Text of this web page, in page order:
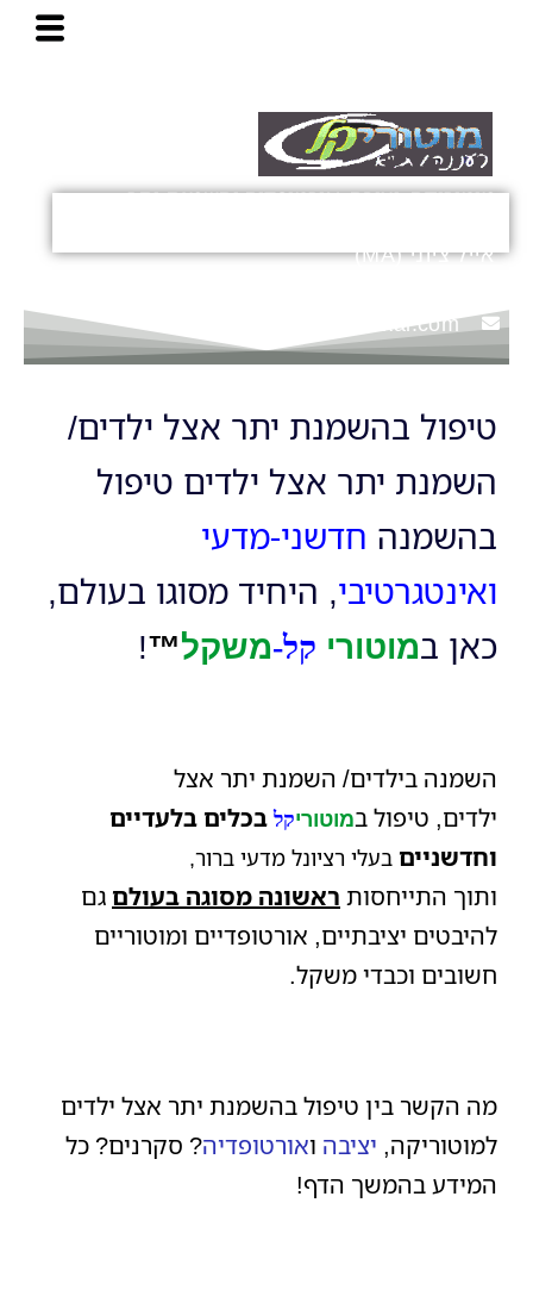
מוטוריקה, יציבה, אורטופדיה והשמנת-יתר
אייל ציוני (MA)
info@motori-kal.com
טיפול בהשמנת יתר אצל ילדים/
השמנת יתר אצל ילדים טיפול
בהשמנה חדשני-מדעי
ואינטגרטיבי, היחיד מסוגו בעולם,
כאן במוטורי קל-משקל™
!
השמנה בילדים/ השמנת יתר אצל
ילדים, טיפולבמוטוריקל בכלים בלעדיים
וחדשניים בעלי רציונל מדעי ברור,
ותוך התייחסות ראשונה מסוגה בעולם גם
להיבטים יציבתיים, אורטופדיים ומוטוריים
חשובים וכבדי משקל.
מה הקשר בין טיפול בהשמנת יתר אצל ילדים
למוטוריקה, יציבה ואורטופדיה? סקרנים? כל
המידע בהמשך הדף!
ש